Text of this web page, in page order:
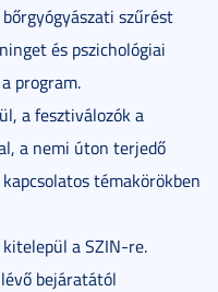
szűrést
és pszichológiai
program.
a fesztiválozók a
a nemi úton terjedő
témakörökben
kitelepül a SZIN-re.
bejáratától